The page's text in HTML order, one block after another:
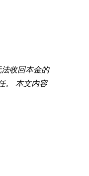
收回本金的
。 本文内容